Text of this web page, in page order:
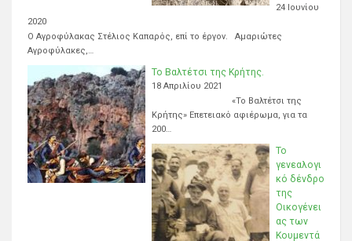
24 Ιουνίου
2020
Ο Αγροφύλακας Στέλιος Καπαρός, επί το έργον. Αμαριώτες
Αγροφύλακες,…
Το Βαλτέτσι της Κρήτης.
18 Απριλίου 2021
«Το Βαλτέτσι της
Κρήτης» Επετειακό αφιέρωμα, για τα
200…
Το
γενεαλογι
κό δένδρο
της
Οικογένει
ας των
Κουμεντά